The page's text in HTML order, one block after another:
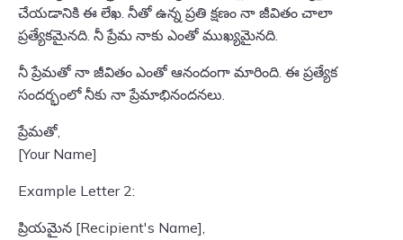
చేయడానికి ఈ లేఖ. నీతో ఉన్న ప్రతి క్షణం నా జీవితం చాలా
ప్రత్యేకమైనది. నీ ప్రేమ నాకు ఎంతో ముఖ్యమైనది.
నీ ప్రేమతో నా జీవితం ఎంతో ఆనందంగా మారింది. ఈ ప్రత్యేక
సందర్భంలో నీకు నా ప్రేమాభినందనలు.
ప్రేమతో,
[Your Name]
Example Letter 2:
ప్రియమైన [Recipient's Name],